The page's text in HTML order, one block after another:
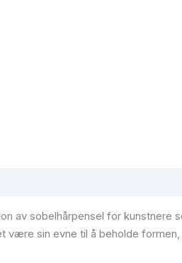
av sobelhårpensel for
være sin evne til å beholde